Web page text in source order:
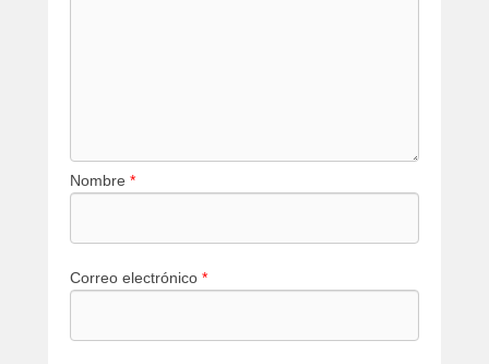
Nombre *
Correo electrónico *